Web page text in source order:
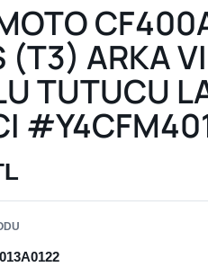
(T3) ARKA
TUTUCU